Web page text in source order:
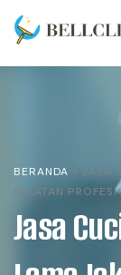
BERANDA » JASA
SELATAN
Jasa